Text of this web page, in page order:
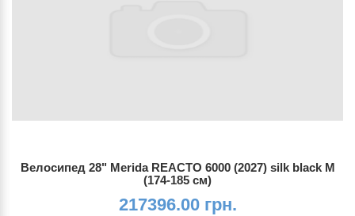
Велосипед 28" Merida REACTO 6000 (2027) silk black M
(174-185 см)
217396.00 грн.